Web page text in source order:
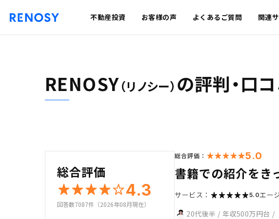
不動産投資 お客様の声 よくあるご質問 関連
RENOSY（リノシー） の評判・口
総合評価
4.3
回答数7087件（2026年08月現在）
総合評価： 5.0
書籍での紹介をき
サービス： 5.0エー
20代後半 / 年収500万円台 /